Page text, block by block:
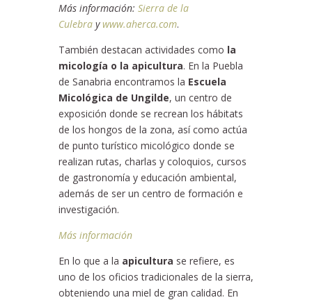
Más información: Sierra de la
Culebra ywww.aherca.com.
También destacan actividades como la
micología o la apicultura. En la Puebla
de Sanabria encontramos la Escuela
Micológica de Ungilde, un centro de
exposición donde se recrean los hábitats
de los hongos de la zona, así como actúa
de punto turístico micológico donde se
realizan rutas, charlas y coloquios, cursos
de gastronomía y educación ambiental,
además de ser un centro de formación e
investigación.
Más información
En lo que a la apicultura se refiere, es
uno de los oficios tradicionales de la sierra,
obteniendo una miel de gran calidad. En